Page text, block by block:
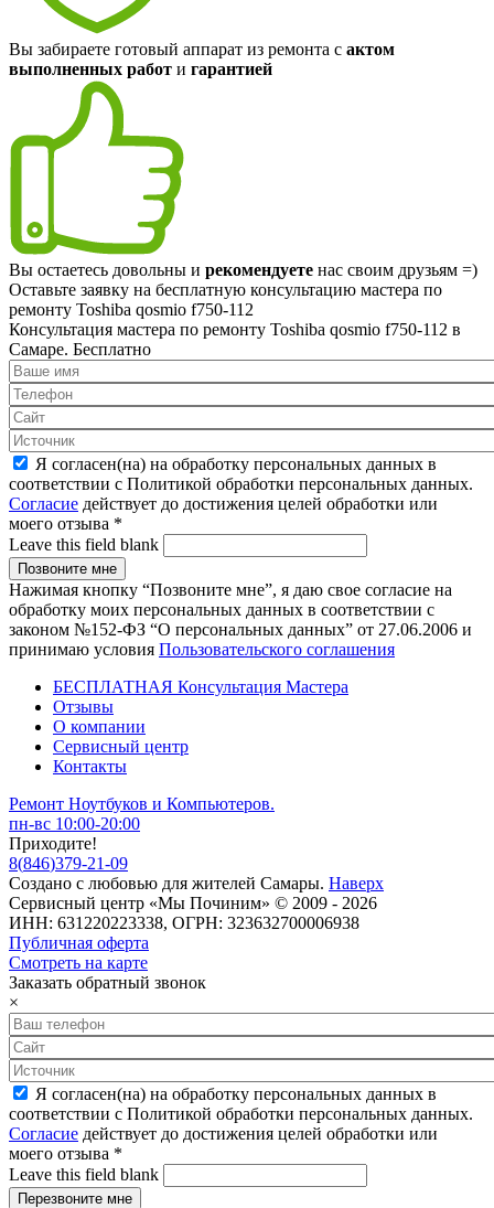
Вы забираете готовый аппарат из ремонта с актом
выполненных работ и гарантией
Вы остаетесь довольны и рекомендуете нас своим друзьям =)
Оставьте заявку на бесплатную консультацию мастера по
ремонту Toshiba qosmio f750-112
Консультация мастера по ремонту Toshiba qosmio f750-112 в
Самаре. Бесплатно
Я согласен(на) на обработку персональных данных в
соответствии с Политикой обработки персональных данных.
Согласие действует до достижения целей обработки или
моего отзыва *
Leave this field blank
Нажимая кнопку “Позвоните мне”, я даю свое согласие на
обработку моих персональных данных в соответствии с
законом №152-ФЗ “О персональных данных” от 27.06.2006 и
принимаю условия Пользовательского соглашения
БЕСПЛАТНАЯ Консультация Мастера
Отзывы
О компании
Сервисный центр
Контакты
Ремонт Ноутбуков и Компьютеров.
пн-вс 10:00-20:00
Приходите!
8(846)379-21-09
Создано с любовью для жителей Самары. Наверх
Сервисный центр «Мы Починим» © 2009 - 2026
ИНН: 631220223338, ОГРН: 323632700006938
Публичная оферта
Смотреть на карте
Заказать обратный звонок
×
Я согласен(на) на обработку персональных данных в
соответствии с Политикой обработки персональных данных.
Согласие действует до достижения целей обработки или
моего отзыва *
Leave this field blank